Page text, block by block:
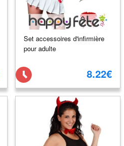
Set accessoires d'infirmière
pour adulte
8.22€